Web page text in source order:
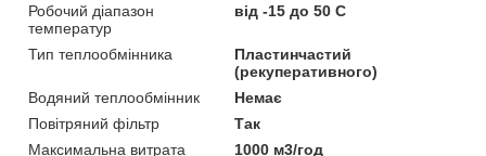
Робочий діапазон
температур
від -15 до 50 С
Тип теплообмінника
Пластинчастий
(рекуперативного)
Водяний теплообмінник
Немає
Повітряний фільтр
Так
Максимальна витрата
1000 м3/год